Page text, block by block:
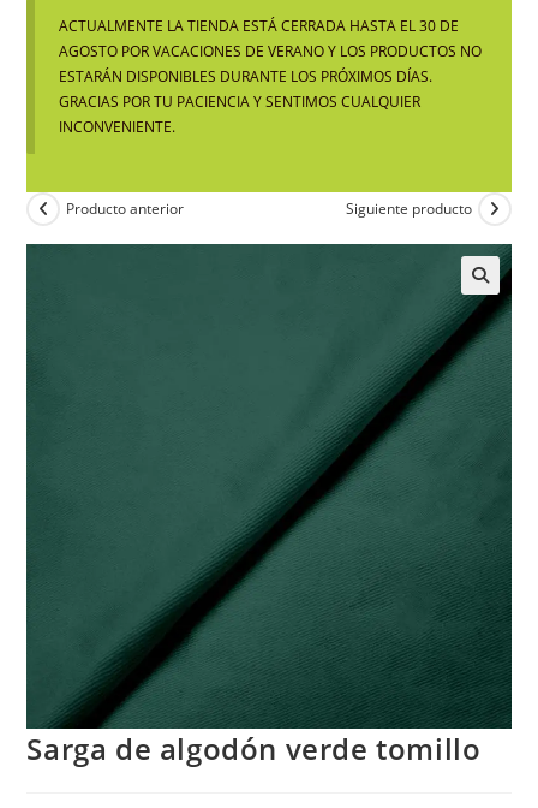
ACTUALMENTE LA TIENDA ESTÁ CERRADA HASTA EL 30 DE
AGOSTO POR VACACIONES DE VERANO Y LOS PRODUCTOS NO
ESTARÁN DISPONIBLES DURANTE LOS PRÓXIMOS DÍAS.
GRACIAS POR TU PACIENCIA Y SENTIMOS CUALQUIER
INCONVENIENTE.
Producto anterior Siguiente producto
🔍
Sarga de algodón verde tomillo